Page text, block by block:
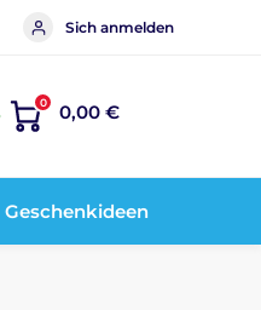
Sich anmelden
0 0,00 €
Geschenkideen